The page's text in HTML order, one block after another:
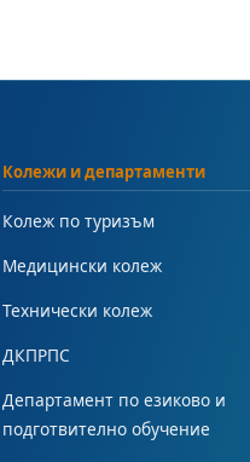
Колежи и департаменти
Колеж по туризъм
Медицински колеж
Технически колеж
ДКПРПС
Департамент по езиково и
подготвително обучение